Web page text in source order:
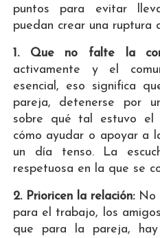
puntos para evitar
puedan crear una ruptura
1. Que no falte la
activamente y el
esencial, eso significa
pareja, detenerse por
sobre qué tal estuvo el
cómo ayudar o apoyar a
un día tenso. La
respetuosa en la que se
2. Prioricen la relación:No
para el trabajo, los
que para la pareja,